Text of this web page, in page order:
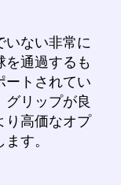
いない非常に
を通過するも
ートされてい
グリップが良
り高価なオプ
す。